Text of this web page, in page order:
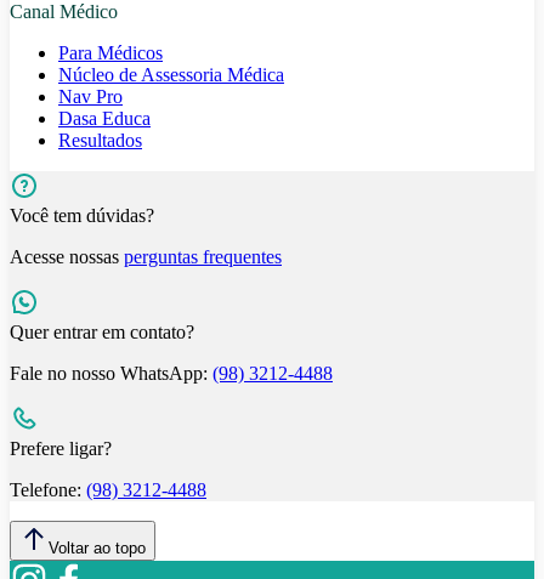
Canal Médico
Para Médicos
Núcleo de Assessoria Médica
Nav Pro
Dasa Educa
Resultados
Você tem dúvidas?
Acesse nossas perguntas frequentes
Quer entrar em contato?
Fale no nosso WhatsApp: (98) 3212-4488
Prefere ligar?
Telefone: (98) 3212-4488
Voltar ao topo